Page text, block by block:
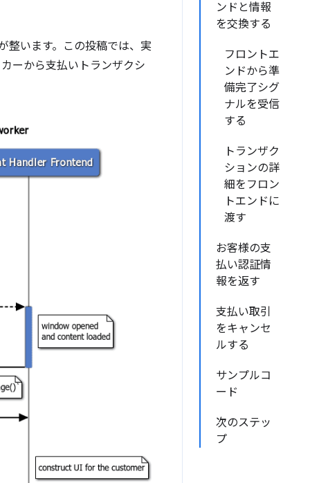
ンドと情報
を交換する
フロントエ
ンドから準
備完了シグ
ナルを受信
する
トランザク
ションの詳
細をフロン
トエンドに
渡す
お客様の支
払い認証情
報を返す
支払い取引
をキャンセ
ルする
サンプルコ
ード
次のステッ
プ
整います。この投稿では、実
ーから支払いトランザクシ